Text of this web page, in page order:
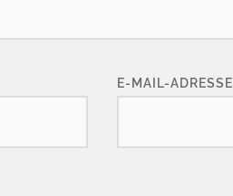
E-MAIL-ADRESSE